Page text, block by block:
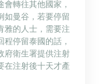
轉往其他國家，
如曼谷，若要停留
雅的人士，需要注
停留泰國的話，
府衛生署提供注射
在注射後十天才產